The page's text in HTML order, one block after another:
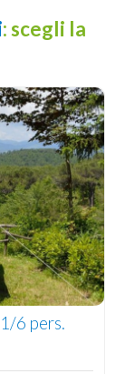
: scegli la
6 pers.